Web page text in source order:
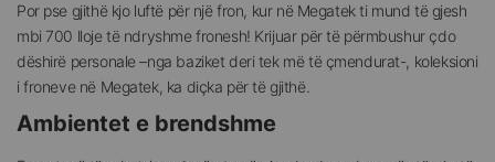
Por pse gjithë kjo luftë për një fron, kur në Megatek ti mund të gjesh
mbi 700 lloje të ndryshme fronesh! Krijuar për të përmbushur çdo
dëshirë personale –nga baziket deri tek më të çmendurat-, koleksioni
i froneve në Megatek, ka diçka për të gjithë.
Ambientet e brendshme